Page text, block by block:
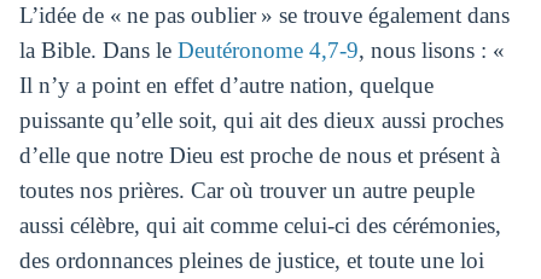
L’idée de « ne pas oublier » se trouve également dans
la Bible. Dans le Deutéronome 4,7-9, nous lisons : «
Il n’y a point en effet d’autre nation, quelque
puissante qu’elle soit, qui ait des dieux aussi proches
d’elle que notre Dieu est proche de nous et présent à
toutes nos prières. Car où trouver un autre peuple
aussi célèbre, qui ait comme celui-ci des cérémonies,
des ordonnances pleines de justice, et toute une loi